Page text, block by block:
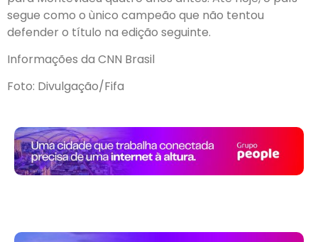
segue como o ùnico campeão que não tentou
defender o título na edição seguinte.
Informações da CNN Brasil
Foto: Divulgação/Fifa